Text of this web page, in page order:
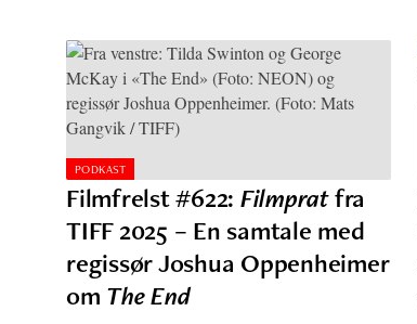
PODKAST
Filmfrelst #622: Filmpratfra
TIFF 2025 – En samtale med
regissør Joshua Oppenheimer
om The End